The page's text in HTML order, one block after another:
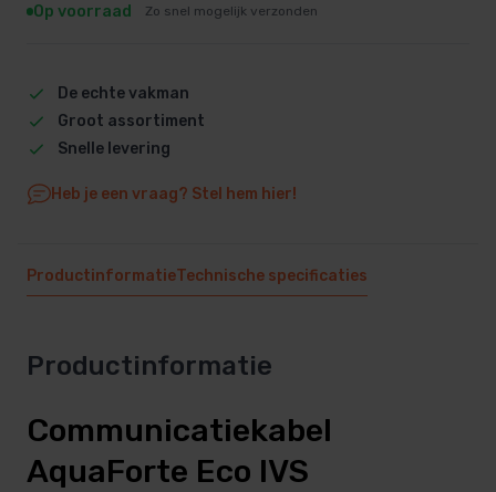
Op voorraad Zo snel mogelijk verzonden
De echte vakman
Groot assortiment
Snelle levering
Heb je een vraag? Stel hem hier!
ProductinformatieTechnische specificaties
Productinformatie
Communicatiekabel
AquaForte Eco IVS